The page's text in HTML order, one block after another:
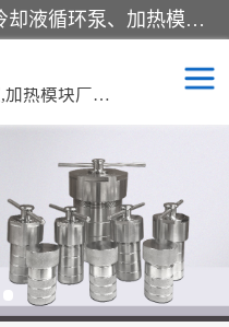
郑州杜甫仪器厂主营：低温冷却液循环泵、加热模块、水热合成反应釜、水油浴锅、旋转蒸发器、循环水真空泵等产品。郑州杜甫仪器厂在众多的教学仪器行业中依靠科技力量扬长避短、迅速发展，成为国家教委*生产教学仪器的厂家，产品具有国内良好水平，主导产品通过ISO9002质量认证。
低温冷却液循环泵厂家,加热模块厂家,水热合成反应釜厂家,水油浴锅厂家,旋转蒸发器厂家
水热合成反应釜厂家
加热模块厂家
气流烘干器